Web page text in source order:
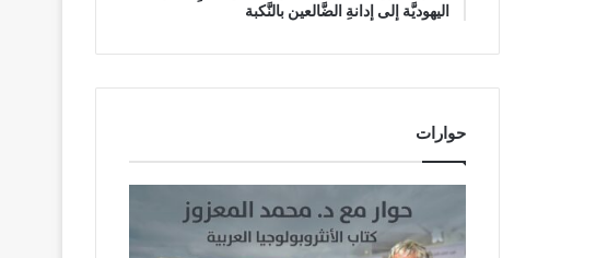
اليهوديَّة إلى إدانةِ الضَّالعين بالنَّكبة
حوارات